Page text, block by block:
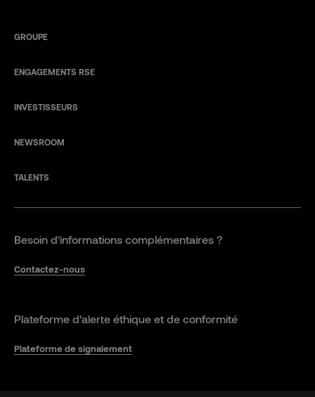
GROUPE
ENGAGEMENTS RSE
INVESTISSEURS
NEWSROOM
TALENTS
Besoin d'informations complémentaires ?
Contactez-nous
Plateforme d’alerte éthique et de conformité
Plateforme de signalement